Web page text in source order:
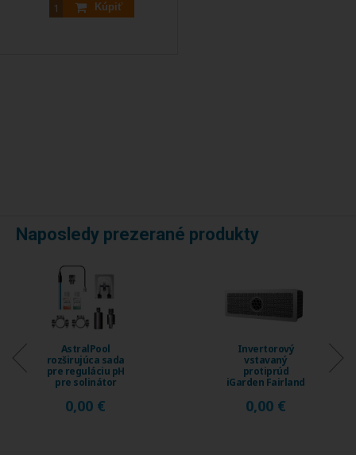
Kúpiť
Naposledy prezerané produkty
AstralPool
rozširujúca sada
pre reguláciu pH
pre solinátor
...
0,00 €
Invertorový
vstavaný
protiprúd
iGarden Fairland
230 ...
0,00 €